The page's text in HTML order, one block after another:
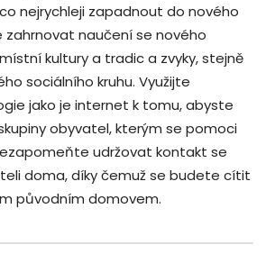
nejrychleji zapadnout do nového
naučení se nového
kultury a tradic a zvyky, stejně
sociálního kruhu. Využijte
jako je internet k tomu, abyste
obyvatel, kterým se pomoci
udržovat kontakt se
doma, díky čemuž se budete cítit
původním domovem.